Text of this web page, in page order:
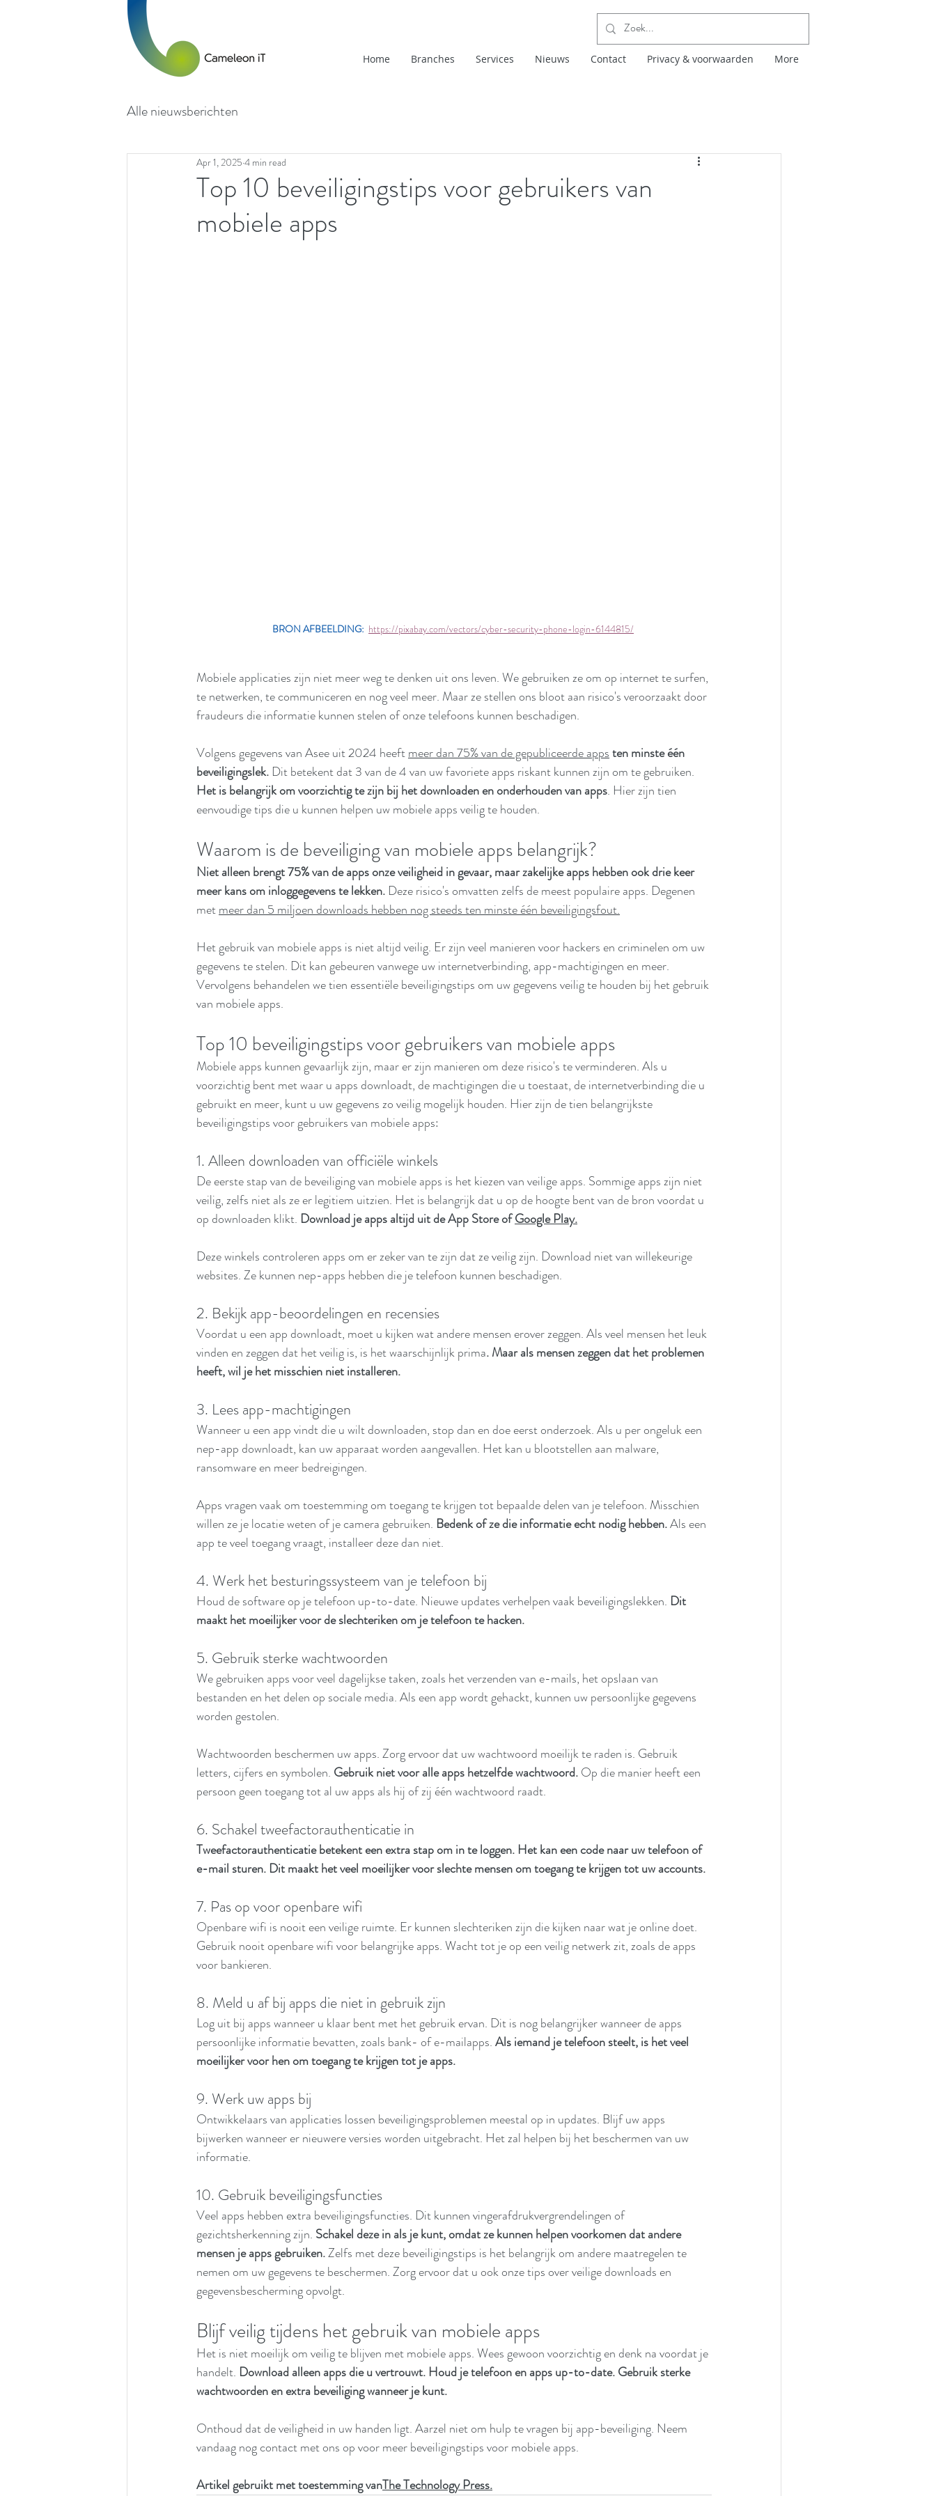
Home Branches Services Nieuws Contact Privacy & voorwaarden More
Alle nieuwsberichten
Top 10 beveiligingstips voor gebruikers van
mobiele apps
Apr 1, 2025 4 min read
BRON AFBEELDING: https://pixabay.com/vectors/cyber-security-phone-login-6144815/
Mobiele applicaties zijn niet meer weg te denken uit ons leven. We gebruiken ze om op internet te surfen,
te netwerken, te communiceren en nog veel meer. Maar ze stellen ons bloot aan risico's veroorzaakt door
fraudeurs die informatie kunnen stelen of onze telefoons kunnen beschadigen.
Volgens gegevens van Asee uit 2024 heeft meer dan 75% van de gepubliceerde apps ten minste één
beveiligingslek. Dit betekent dat 3 van de 4 van uw favoriete apps riskant kunnen zijn om te gebruiken.
Het is belangrijk om voorzichtig te zijn bij het downloaden en onderhouden van apps. Hier zijn tien
eenvoudige tips die u kunnen helpen uw mobiele apps veilig te houden.
Waarom is de beveiliging van mobiele apps belangrijk?
Niet alleen brengt 75% van de apps onze veiligheid in gevaar, maar zakelijke apps hebben ook drie keer
meer kans om inloggegevens te lekken. Deze risico's omvatten zelfs de meest populaire apps. Degenen
met meer dan 5 miljoen downloads hebben nog steeds ten minste één beveiligingsfout.
Het gebruik van mobiele apps is niet altijd veilig. Er zijn veel manieren voor hackers en criminelen om uw
gegevens te stelen. Dit kan gebeuren vanwege uw internetverbinding, app-machtigingen en meer.
Vervolgens behandelen we tien essentiële beveiligingstips om uw gegevens veilig te houden bij het gebruik
van mobiele apps.
Top 10 beveiligingstips voor gebruikers van mobiele apps
Mobiele apps kunnen gevaarlijk zijn, maar er zijn manieren om deze risico's te verminderen. Als u
voorzichtig bent met waar u apps downloadt, de machtigingen die u toestaat, de internetverbinding die u
gebruikt en meer, kunt u uw gegevens zo veilig mogelijk houden. Hier zijn de tien belangrijkste
beveiligingstips voor gebruikers van mobiele apps:
1. Alleen downloaden van officiële winkels
De eerste stap van de beveiliging van mobiele apps is het kiezen van veilige apps. Sommige apps zijn niet
veilig, zelfs niet als ze er legitiem uitzien. Het is belangrijk dat u op de hoogte bent van de bron voordat u
op downloaden klikt. Download je apps altijd uit de App Store of Google Play.
Deze winkels controleren apps om er zeker van te zijn dat ze veilig zijn. Download niet van willekeurige
websites. Ze kunnen nep-apps hebben die je telefoon kunnen beschadigen.
2. Bekijk app-beoordelingen en recensies
Voordat u een app downloadt, moet u kijken wat andere mensen erover zeggen. Als veel mensen het leuk
vinden en zeggen dat het veilig is, is het waarschijnlijk prima. Maar als mensen zeggen dat het problemen
heeft, wil je het misschien niet installeren.
3. Lees app-machtigingen
Wanneer u een app vindt die u wilt downloaden, stop dan en doe eerst onderzoek. Als u per ongeluk een
nep-app downloadt, kan uw apparaat worden aangevallen. Het kan u blootstellen aan malware,
ransomware en meer bedreigingen.
Apps vragen vaak om toestemming om toegang te krijgen tot bepaalde delen van je telefoon. Misschien
willen ze je locatie weten of je camera gebruiken. Bedenk of ze die informatie echt nodig hebben. Als een
app te veel toegang vraagt, installeer deze dan niet.
4. Werk het besturingssysteem van je telefoon bij
Houd de software op je telefoon up-to-date. Nieuwe updates verhelpen vaak beveiligingslekken. Dit
maakt het moeilijker voor de slechteriken om je telefoon te hacken.
5. Gebruik sterke wachtwoorden
We gebruiken apps voor veel dagelijkse taken, zoals het verzenden van e-mails, het opslaan van
bestanden en het delen op sociale media. Als een app wordt gehackt, kunnen uw persoonlijke gegevens
worden gestolen.
Wachtwoorden beschermen uw apps. Zorg ervoor dat uw wachtwoord moeilijk te raden is. Gebruik
letters, cijfers en symbolen. Gebruik niet voor alle apps hetzelfde wachtwoord. Op die manier heeft een
persoon geen toegang tot al uw apps als hij of zij één wachtwoord raadt.
6. Schakel tweefactorauthenticatie in
Tweefactorauthenticatie betekent een extra stap om in te loggen. Het kan een code naar uw telefoon of
e-mail sturen. Dit maakt het veel moeilijker voor slechte mensen om toegang te krijgen tot uw accounts.
7. Pas op voor openbare wifi
Openbare wifi is nooit een veilige ruimte. Er kunnen slechteriken zijn die kijken naar wat je online doet.
Gebruik nooit openbare wifi voor belangrijke apps. Wacht tot je op een veilig netwerk zit, zoals de apps
voor bankieren.
8. Meld u af bij apps die niet in gebruik zijn
Log uit bij apps wanneer u klaar bent met het gebruik ervan. Dit is nog belangrijker wanneer de apps
persoonlijke informatie bevatten, zoals bank- of e-mailapps. Als iemand je telefoon steelt, is het veel
moeilijker voor hen om toegang te krijgen tot je apps.
9. Werk uw apps bij
Ontwikkelaars van applicaties lossen beveiligingsproblemen meestal op in updates. Blijf uw apps
bijwerken wanneer er nieuwere versies worden uitgebracht. Het zal helpen bij het beschermen van uw
informatie.
10. Gebruik beveiligingsfuncties
Veel apps hebben extra beveiligingsfuncties. Dit kunnen vingerafdrukvergrendelingen of
gezichtsherkenning zijn. Schakel deze in als je kunt, omdat ze kunnen helpen voorkomen dat andere
mensen je apps gebruiken. Zelfs met deze beveiligingstips is het belangrijk om andere maatregelen te
nemen om uw gegevens te beschermen. Zorg ervoor dat u ook onze tips over veilige downloads en
gegevensbescherming opvolgt.
Blijf veilig tijdens het gebruik van mobiele apps
Het is niet moeilijk om veilig te blijven met mobiele apps. Wees gewoon voorzichtig en denk na voordat je
handelt. Download alleen apps die u vertrouwt. Houd je telefoon en apps up-to-date. Gebruik sterke
wachtwoorden en extra beveiliging wanneer je kunt.
Onthoud dat de veiligheid in uw handen ligt. Aarzel niet om hulp te vragen bij app-beveiliging. Neem
vandaag nog contact met ons op voor meer beveiligingstips voor mobiele apps.
Artikel gebruikt met toestemming vanThe Technology Press.